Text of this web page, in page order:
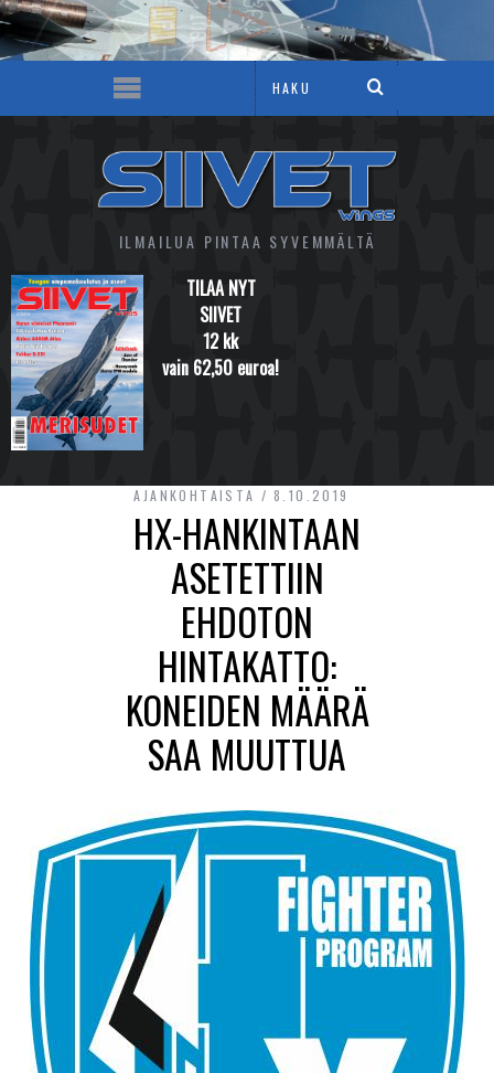
ILMAILUA PINTAA SYVEMMÄLTÄ
TILAA NYT
SIIVET
12 kk
vain 62,50 euroa!
AJANKOHTAISTA 8.10.2019
HX-HANKINTAAN
ASETETTIIN
EHDOTON
HINTAKATTO:
KONEIDEN MÄÄRÄ
SAA MUUTTUA